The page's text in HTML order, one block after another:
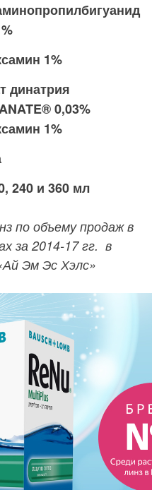
1%
динатрия
0,03%
1%
240 и 360 мл
по объему продаж в
за 2014-17 гг. в
Эм Эс Хэлс»